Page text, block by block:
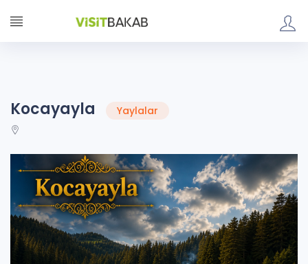
Kocayayla Yaylalar